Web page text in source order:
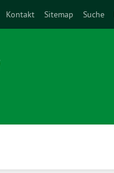
Kontakt Sitemap Suche